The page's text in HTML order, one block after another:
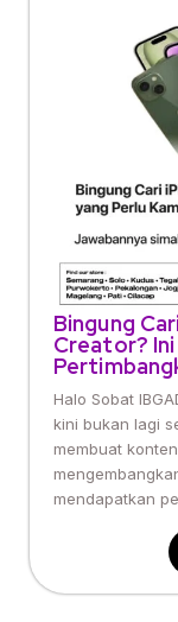
Bingung
Creator? Ini
Halo Sobat
kini bukan lagi
membuat
mendapatkan